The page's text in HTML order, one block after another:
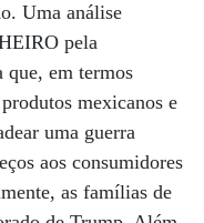
Uma análise
pela
que, em termos
mexicanos e
uma guerra
aos consumidores
as famílias de